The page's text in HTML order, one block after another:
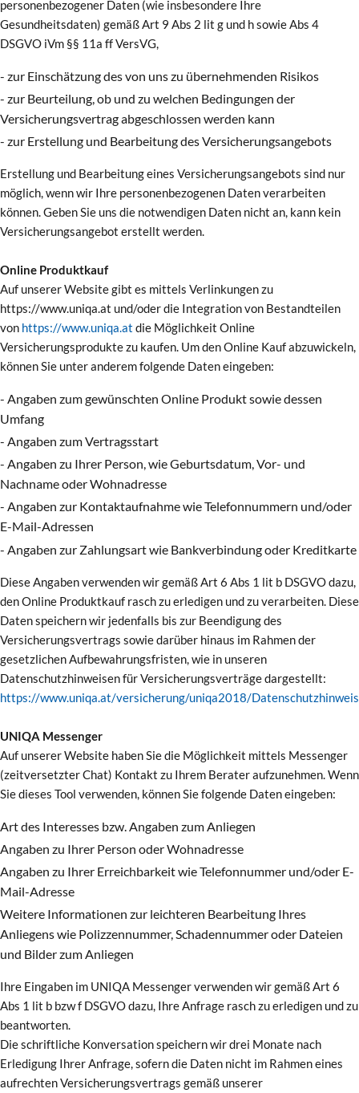
personenbezogener Daten (wie insbesondere Ihre
Gesundheitsdaten) gemäß Art 9 Abs 2 lit g und h sowie Abs 4
DSGVO iVm §§ 11a ff VersVG,
- zur Einschätzung des von uns zu übernehmenden Risikos
- zur Beurteilung, ob und zu welchen Bedingungen der
Versicherungsvertrag abgeschlossen werden kann
- zur Erstellung und Bearbeitung des Versicherungsangebots
Erstellung und Bearbeitung eines Versicherungsangebots sind nur
möglich, wenn wir Ihre personenbezogenen Daten verarbeiten
können. Geben Sie uns die notwendigen Daten nicht an, kann kein
Versicherungsangebot erstellt werden.
Online Produktkauf
Auf unserer Website gibt es mittels Verlinkungen zu
https://www.uniqa.at und/oder die Integration von Bestandteilen
von https://www.uniqa.at die Möglichkeit Online
Versicherungsprodukte zu kaufen. Um den Online Kauf abzuwickeln,
können Sie unter anderem folgende Daten eingeben:
- Angaben zum gewünschten Online Produkt sowie dessen
Umfang
- Angaben zum Vertragsstart
- Angaben zu Ihrer Person, wie Geburtsdatum, Vor- und
Nachname oder Wohnadresse
- Angaben zur Kontaktaufnahme wie Telefonnummern und/oder
E-Mail-Adressen
- Angaben zur Zahlungsart wie Bankverbindung oder Kreditkarte
Diese Angaben verwenden wir gemäß Art 6 Abs 1 lit b DSGVO dazu,
den Online Produktkauf rasch zu erledigen und zu verarbeiten. Diese
Daten speichern wir jedenfalls bis zur Beendigung des
Versicherungsvertrags sowie darüber hinaus im Rahmen der
gesetzlichen Aufbewahrungsfristen, wie in unseren
Datenschutzhinweisen für Versicherungsverträge dargestellt:
https://www.uniqa.at/versicherung/uniqa2018/
UNIQA Messenger
Auf unserer Website haben Sie die Möglichkeit mittels Messenger
(zeitversetzter Chat) Kontakt zu Ihrem Berater aufzunehmen. Wenn
Sie dieses Tool verwenden, können Sie folgende Daten eingeben:
Art des Interesses bzw. Angaben zum Anliegen
Angaben zu Ihrer Person oder Wohnadresse
Angaben zu Ihrer Erreichbarkeit wie Telefonnummer und/oder E-
Mail-Adresse
Weitere Informationen zur leichteren Bearbeitung Ihres
Anliegens wie Polizzennummer, Schadennummer oder Dateien
und Bilder zum Anliegen
Ihre Eingaben im UNIQA Messenger verwenden wir gemäß Art 6
Abs 1 lit b bzw f DSGVO dazu, Ihre Anfrage rasch zu erledigen und zu
beantworten.
Die schriftliche Konversation speichern wir drei Monate nach
Erledigung Ihrer Anfrage, sofern die Daten nicht im Rahmen eines
aufrechten Versicherungsvertrags gemäß unserer